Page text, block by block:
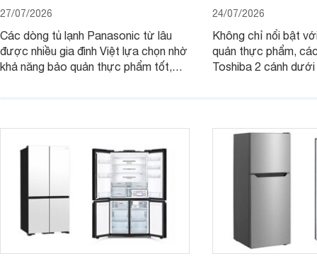
27/07/2026
Các dòng tủ lạnh Panasonic từ lâu
được nhiều gia đình Việt lựa chọn nhờ
khả năng bảo quản thực phẩm tốt,
phân khúc khiến không ít người dùng
phải cân nhắc. Trên thị trường hiện
24/07/2026
Không chỉ nổi bật
quản thực phẩm,
Toshiba 2 cánh